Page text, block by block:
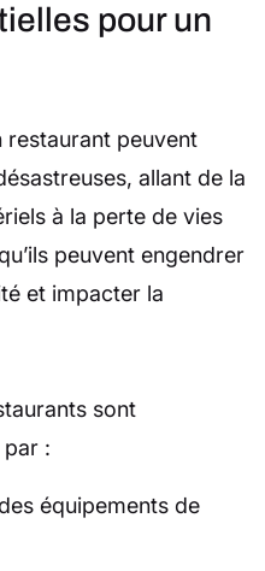
pour un
restaurant peuvent
allant de la
à la perte de vies
peuvent engendrer
et impacter la
sont
:
équipements de